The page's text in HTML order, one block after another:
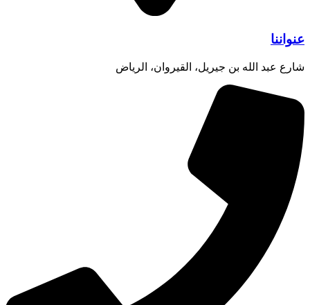
عنواننا
شارع عبد الله بن جيريل، القيروان، الرياض